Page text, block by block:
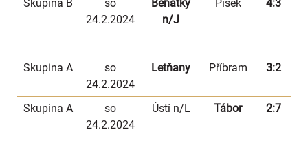
Skupina B
so
24.2.2024
Benátky
n/J
Písek 4:3
Skupina A
so
24.2.2024
Letňany Příbram 3:2
Skupina A
so
24.2.2024
Ústí n/L Tábor 2:7